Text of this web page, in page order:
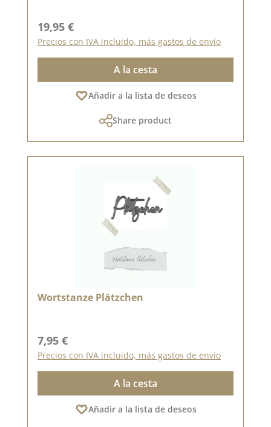
Precio normal:
19,95 €
Precios con IVA incluido, más gastos de envío
A la cesta
Añadir a la lista de deseos
Share product
Wortstanze Plätzchen
Precio normal:
7,95 €
Precios con IVA incluido, más gastos de envío
A la cesta
Añadir a la lista de deseos